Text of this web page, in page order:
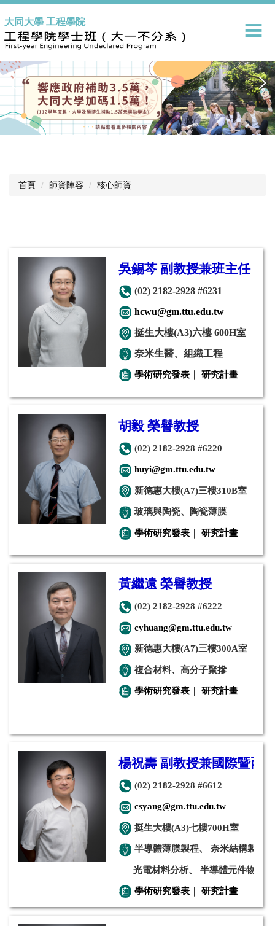
到
主
要
內
容
大同大學 工程學院
首頁 師資陣容 核心師資
吳錫芩 副教授兼班主任
(02) 2182-2928 #6231
hcwu@gm.ttu.edu.tw
挺生大樓(A3)六樓 600H室
奈米生醫、組織工程
學術研究發表 ｜ 研究計畫
胡毅 榮譽教授
(02) 2182-2928 #6220
huyi@gm.ttu.edu.tw
新德惠大樓(A7)三樓310B室
玻璃與陶瓷、陶瓷薄膜
學術研究發表 ｜ 研究計畫
黃繼遠 榮譽教授
(02) 2182-2928 #6222
cyhuang@gm.ttu.edu.tw
新德惠大樓(A7)三樓300A室
複合材料、高分子聚摻
學術研究發表 ｜ 研究計畫
楊祝壽 副教授兼國際暨兩
(02) 2182-2928 #6612
csyang@gm.ttu.edu.tw
挺生大樓(A3)七樓700H室
半導體薄膜製程、 奈米結構製作
光電材料分析、 半導體元件物理
學術研究發表 ｜ 研究計畫